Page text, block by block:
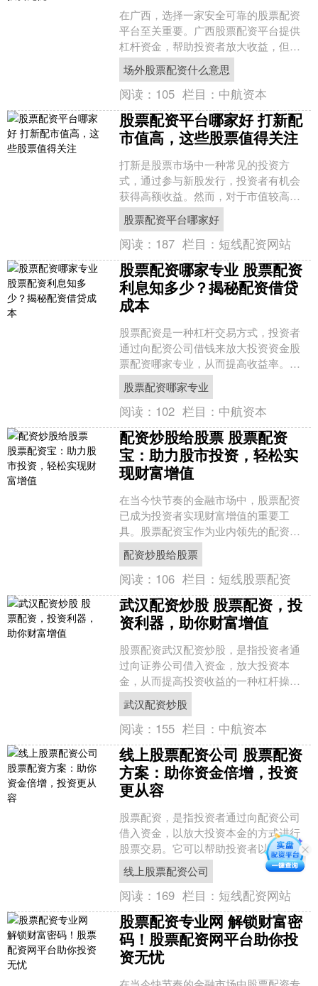
在广西，选择一家安全可靠的股票配资
平台至关重要。广西股票配资平台提供
杠杆资金，帮助投资者放大收益，但同
时也要确保资金安全和交易透明。 确保
平台拥有必要的许可证和....
场外股票配资什么意思
阅读： 105 栏目： 中航资本
股票配资平台哪家好 打新配
市值高，这些股票值得关注
打新是股票市场中一种常见的投资方
式，通过参与新股发行，投资者有机会
获得高额收益。然而，对于市值较高的
股票，打新配售的难度也随之增加。 明
确投资标的的股票名称、代....
股票配资平台哪家好
阅读： 187 栏目： 短线配资网站
股票配资哪家专业 股票配资
利息知多少？揭秘配资借贷
成本
股票配资是一种杠杆交易方式，投资者
通过向配资公司借钱来放大投资资金股
票配资哪家专业，从而提高收益率。然
而，配资借贷也需要支付利息，这会影
响投资者的实际收益。 在....
股票配资哪家专业
阅读： 102 栏目： 中航资本
配资炒股给股票 股票配资
宝：助力股市投资，轻松实
现财富增值
在当今快节奏的金融市场中，股票配资
已成为投资者实现财富增值的重要工
具。股票配资宝作为业内领先的配资平
台，为股市投资者提供了便捷、高效的
配资服务。 其次，配资杠杆....
配资炒股给股票
阅读： 106 栏目： 短线股票配资
武汉配资炒股 股票配资，投
资利器，助你财富增值
股票配资武汉配资炒股，是指投资者通
过向证券公司借入资金，放大投资本
金，从而提高投资收益的一种杠杆操
作。作为一种投资利器，股票配资可以
帮助投资者在短时间内实现财富....
武汉配资炒股
阅读： 155 栏目： 中航资本
线上股票配资公司 股票配资
方案：助你资金倍增，投资
更从容
股票配资，是指投资者通过向配资公司
借入资金，以放大投资本金的方式进行
股票交易。它可以帮助投资者以较小的
资金撬动更大的投资空间，从而获得更
高的收益。 网上炒股平台....
线上股票配资公司
阅读： 169 栏目： 短线配资网站
股票配资专业网 解锁财富密
码！股票配资网平台助你投
资无忧